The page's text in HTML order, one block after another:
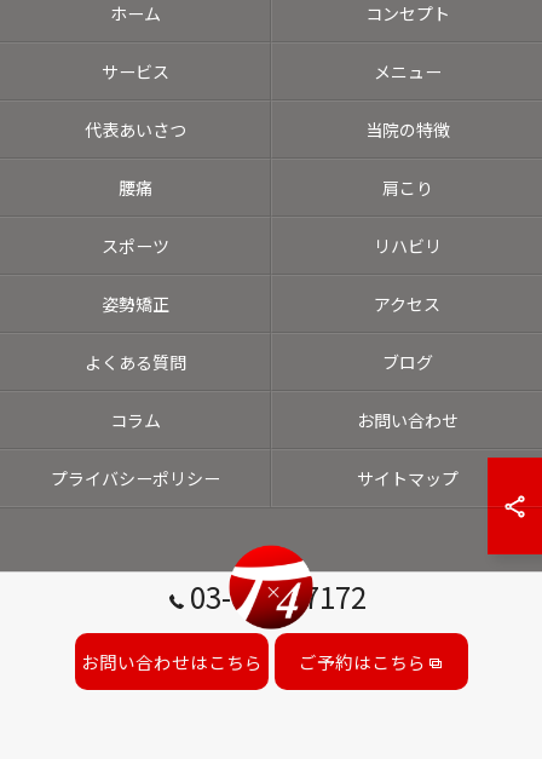
03-6453-7172
お問い合わせはこちら ご予約はこちら
ホーム コンセプト
サービス メニュー
代表あいさつ 当院の特徴
腰痛 肩こり
スポーツ リハビリ
姿勢矯正 アクセス
よくある質問 ブログ
コラム お問い合わせ
プライバシーポリシー サイトマップ
© 2026 東京都港区の整体ならT×4 LABO ALL RIGHTS RESERVED.